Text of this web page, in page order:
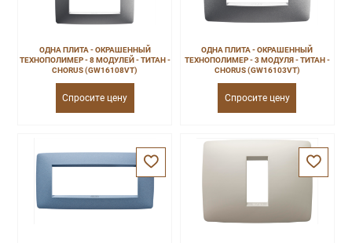
ОДНА ПЛИТА - ОКРАШЕННЫЙ
ТЕХНОПОЛИМЕР - 8 МОДУЛЕЙ - ТИТАН -
CHORUS (GW16108VT)
Спросите цену
ОДНА ПЛИТА - ОКРАШЕННЫЙ
ТЕХНОПОЛИМЕР - 3 МОДУЛЯ - ТИТАН -
CHORUS (GW16103VT)
Спросите цену